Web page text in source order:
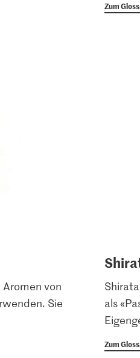
Zum
von
Sie
als
Zum